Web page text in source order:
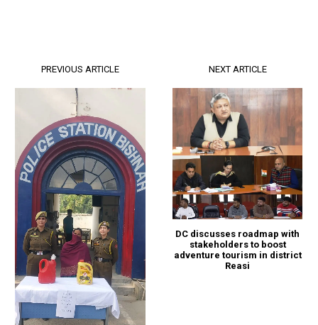
PREVIOUS ARTICLE NEXT ARTICLE
DC discusses roadmap with
stakeholders to boost
adventure tourism in district
Reasi